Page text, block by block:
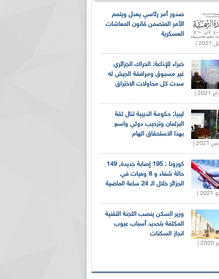
صدور أمر رئاسي يعدل ويتمم
الأمر المتضمن قانون المعاشات
العسكرية
خبراء للإذاعة: الحراك الجزائري
غير مسبوق ومرافقة الجيش له
سدت كل محاولات الاختراق
ليبيا: حكومة الدبيبة تنال ثقة
البرلمان وترحيب دولي واسع
بهذا الاستحقاق الهام
كورونا : 195 إصابة جديدة, 149
حالة شفاء و 8 وفيات في
الجزائر خلال الـ 24 ساعة الماضية
وزير السكن ينصب اللجنة التقنية
المكلفة بتحديد أسباب عيوب
انجاز السكنات